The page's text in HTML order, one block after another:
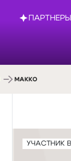
ПАРТНЕРЫ
МАККО
УЧАСТНИК